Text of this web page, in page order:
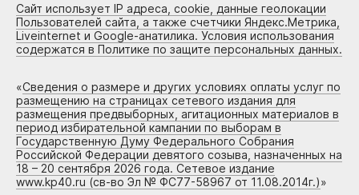
Сайт использует IP адреса, cookie, данные геолокации
Пользователей сайта, а также счетчики Яндекс.Метрика,
Liveinternet и Google-анатилика. Условия использования
содержатся в Политике по защите персональных данных.
«Сведения о размере и других условиях оплаты услуг по
размещению на страницах сетевого издания для
размещения предвыборных, агитационных материалов в
период избирательной кампании по выборам в
Государственную Думу Федерального Собрания
Российской Федерации девятого созыва, назначенных на
18 – 20 сентября 2026 года. Сетевое издание
www.kp40.ru (св-во Эл № ФС77-58967 от 11.08.2014г.)»